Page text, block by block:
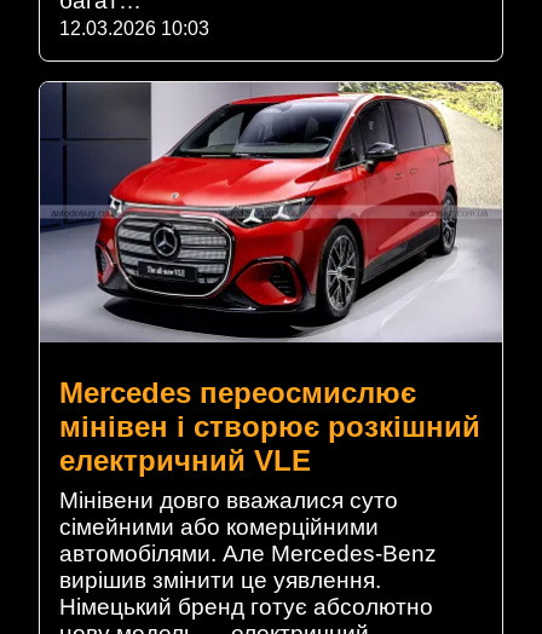
12.03.2026 10:03
Mercedes переосмислює
мінівен і створює розкішний
електричний VLE
Мінівени довго вважалися суто
сімейними або комерційними
автомобілями. Але Mercedes-Benz
вирішив змінити це уявлення.
Німецький бренд готує абсолютно